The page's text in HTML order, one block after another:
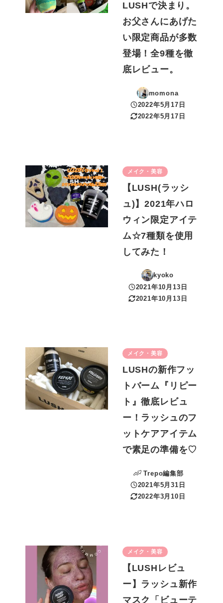
LUSHで決まり。
お父さんにあげた
い限定商品が多数
登場！全9種を徹
底レビュー。
momona
投稿日
2022年5月17日
更新日
2022年5月17日
メイク・美容
【LUSH(ラッシ
ュ)】2021年ハロ
ウィン限定アイテ
ム☆7種類を使用
してみた！
kyoko
投稿日
2021年10月13日
更新日
2021年10月13日
メイク・美容
LUSHの新作フッ
トバーム『リピー
ト』徹底レビュ
ー！ラッシュのフ
ットケアアイテム
で素足の準備を♡
Trepo編集部
投稿日
2021年5月31日
更新日
2022年3月10日
メイク・美容
【LUSHレビュ
ー】ラッシュ新作
マスク「ビューテ